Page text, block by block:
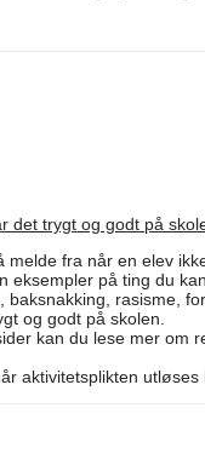
det trygt og godt på
melde fra når en elev
eksempler på ting du
baksnakking, rasisme,
og godt på skolen.
kan du lese mer om
aktivitetsplikten utløses